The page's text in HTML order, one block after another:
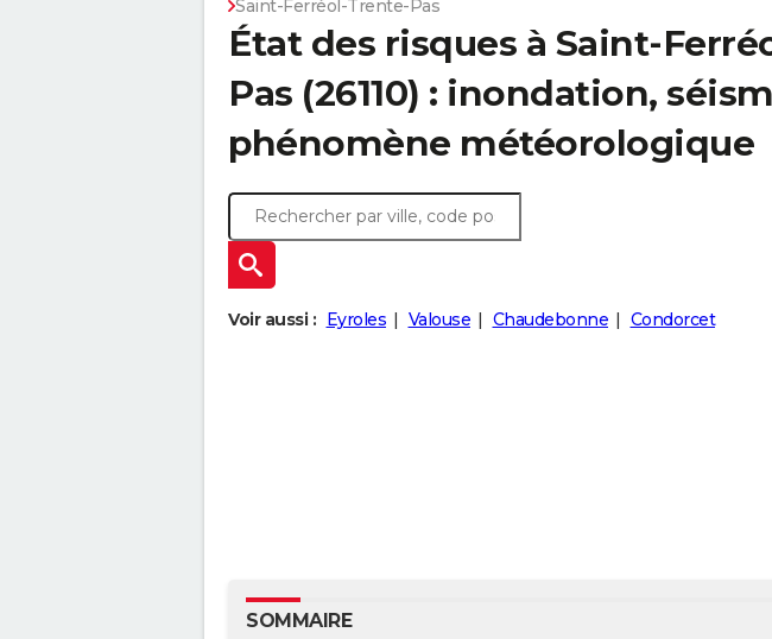
Saint-Ferréol-Trente-Pas
État des risques à Saint-
Pas (26110) : inondation,
phénomène météorologique
Voir aussi : Eyroles Valouse Chaudebonne Condorcet
SOMMAIRE